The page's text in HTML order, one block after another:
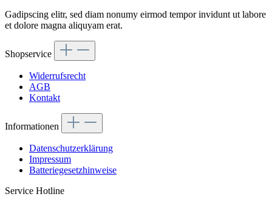
Gadipscing elitr, sed diam nonumy eirmod tempor invidunt ut labore
et dolore magna aliquyam erat.
Shopservice
Widerrufsrecht
AGB
Kontakt
Informationen
Datenschutzerklärung
Impressum
Batteriegesetzhinweise
Service Hotline